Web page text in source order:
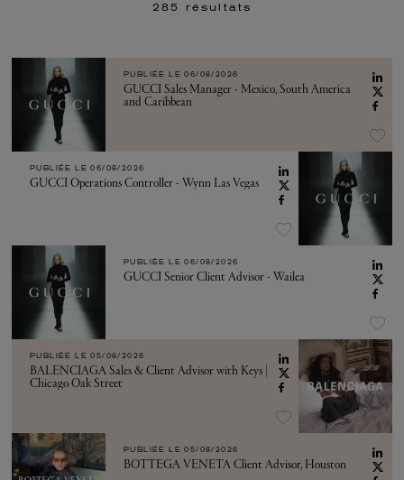
285 résultats
PUBLIÉE LE 06/08/2026
GUCCI Sales Manager - Mexico, South America
and Caribbean
PUBLIÉE LE 06/08/2026
GUCCI Operations Controller - Wynn Las Vegas
PUBLIÉE LE 06/08/2026
GUCCI Senior Client Advisor - Wailea
PUBLIÉE LE 05/08/2026
BALENCIAGA Sales & Client Advisor with Keys |
Chicago Oak Street
PUBLIÉE LE 05/08/2026
BOTTEGA VENETA Client Advisor, Houston